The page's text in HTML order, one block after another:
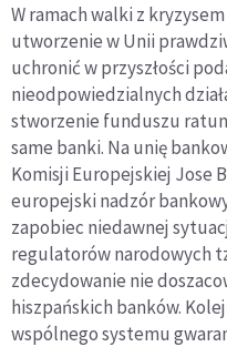
W ramach walki z
utworzenie w Unii
uchronić w przyszłości
nieodpowiedzialnych
stworzenie funduszu
same banki. Na unię
Komisji Europejskiej Jose
europejski nadzór
zapobiec niedawnej
regulatorów narodowych
zdecydowanie nie
hiszpańskich banków.
wspólnego systemu